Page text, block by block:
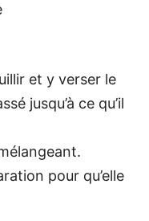
et y verser le
jusqu’à ce qu’il
pour qu’elle